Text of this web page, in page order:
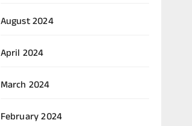
August 2024
April 2024
March 2024
February 2024